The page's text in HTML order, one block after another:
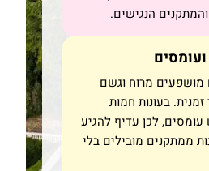
הנגישים.
מרוח וגשם
בעונות חמות
עומסים, לכן עדיף להגיע
ממתקנים מובילים בלי